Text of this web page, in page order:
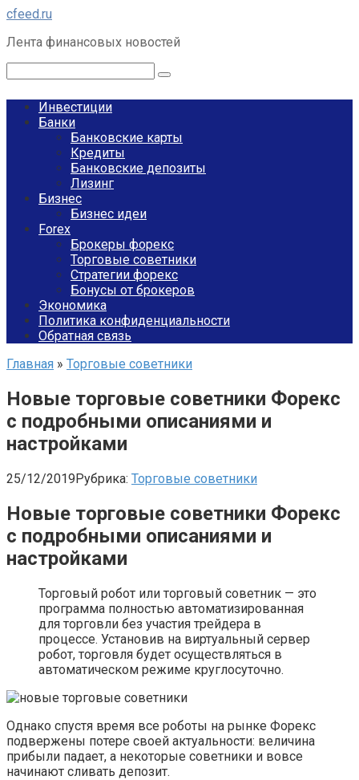
Перейти
контенту
cfeed.ru
Лента финансовых новостей
Инвестиции
Банки
Банковские карты
Кредиты
Банковские депозиты
Лизинг
Бизнес
Бизнес идеи
Forex
Брокеры форекс
Торговые советники
Стратегии форекс
Бонусы от брокеров
Экономика
Политика конфиденциальности
Обратная связь
Главная » Торговые советники
Новые торговые советники Форекс
с подробными описаниями и
настройками
25/12/2019Рубрика: Торговые советники
Новые торговые советники Форекс
с подробными описаниями и
настройками
Торговый робот или торговый советник — это
программа полностью автоматизированная
для торговли без участия трейдера в
процессе. Установив на виртуальный сервер
робот, торговля будет осуществляться в
автоматическом режиме круглосуточно.
Однако спустя время все роботы на рынке Форекс
подвержены потере своей актуальности: величина
прибыли падает, а некоторые советники и вовсе
начинают сливать депозит.